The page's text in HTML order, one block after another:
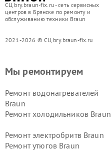
СЦ bry.braun-fix.ru - сеть сервисных
центров в Брянске по ремонту и
обслуживанию техники Braun
2021-2026 © СЦ bry.braun-fix.ru
Мы ремонтируем
Ремонт водонагревателей
Braun
Ремонт холодильников Braun
Ремонт электробритв Braun
Ремонт утюгов Braun